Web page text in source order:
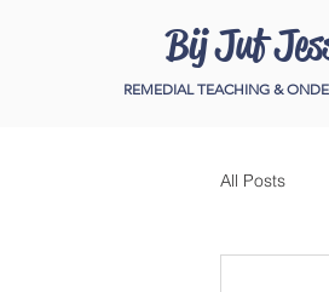
Bij Juf
REMEDIAL TEACHING &
All Posts
Leren